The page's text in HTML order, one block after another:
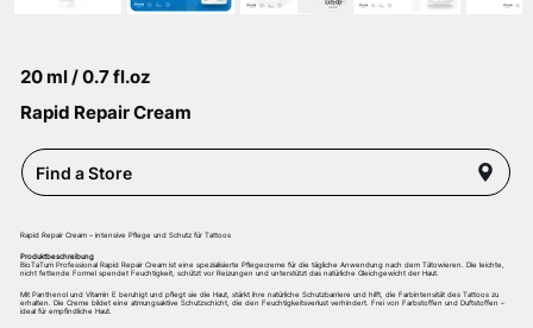
20 ml / 0.7 fl.oz
Rapid Repair Cream
Find a Store
Rapid Repair Cream – intensive Pflege und Schutz für Tattoos
Produktbeschreibung
BioTaTum Professional Rapid Repair Cream ist eine spezialisierte Pflegecreme für die tägliche Anwendung nach dem Tätowieren. Die leichte,
nicht fettende Formel spendet Feuchtigkeit, schützt vor Reizungen und unterstützt das natürliche Gleichgewicht der Haut.
Mit Panthenol und Vitamin E beruhigt und pflegt sie die Haut, stärkt ihre natürliche Schutzbarriere und hilft, die Farbintensität des Tattoos zu
erhalten. Die Creme bildet eine atmungsaktive Schutzschicht, die den Feuchtigkeitsverlust verhindert. Frei von Farbstoffen und Duftstoffen –
ideal für empfindliche Haut.